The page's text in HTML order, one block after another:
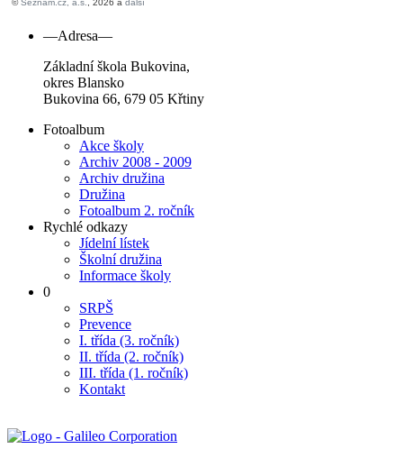
—Adresa—
Základní škola Bukovina,
okres Blansko
Bukovina 66, 679 05 Křtiny
Fotoalbum
Akce školy
Archiv 2008 - 2009
Archiv družina
Družina
Fotoalbum 2. ročník
Rychlé odkazy
Jídelní lístek
Školní družina
Informace školy
0
SRPŠ
Prevence
I. třída (3. ročník)
II. třída (2. ročník)
III. třída (1. ročník)
Kontakt